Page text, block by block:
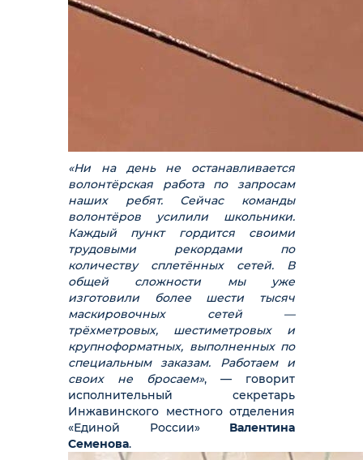
«Ни на день не останавливается
волонтёрская работа по запросам
наших ребят. Сейчас команды
волонтёров усилили школьники.
Каждый пункт гордится своими
трудовыми рекордами по
количеству сплетённых сетей. В
общей сложности мы уже
изготовили более шести тысяч
маскировочных сетей —
трёхметровых, шестиметровых и
крупноформатных, выполненных по
специальным заказам. Работаем и
своих не бросаем», — говорит
исполнительный секретарь
Инжавинского местного отделения
«Единой России» Валентина
Семенова.